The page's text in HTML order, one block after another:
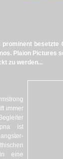
besetzte
Plaion Pictures
zu werden...
immer
ist
eine